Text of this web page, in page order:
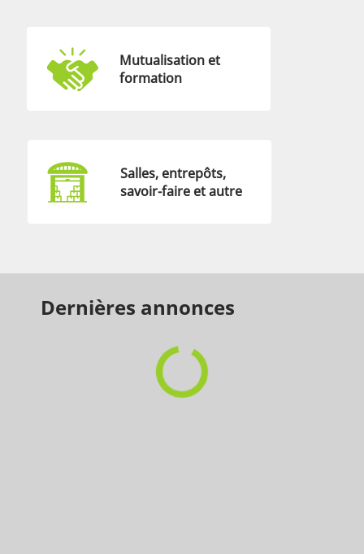
Mutualisation et
formation
Salles, entrepôts,
savoir-faire et autre
Dernières annonces